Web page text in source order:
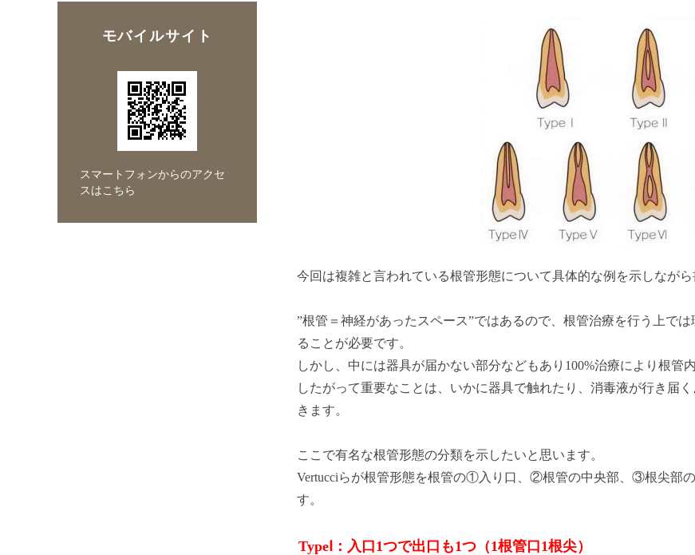
今回は複雑と言われている根管形態について具体的な例を示しながら
”根管＝神経があったスペース”ではあるので、根管治療を行う上で
ることが必要です。
しかし、中には器具が届かない部分などもあり100%治療により根管
したがって重要なことは、いかに器具で触れたり、消毒液が行き届
きます。
ここで有名な根管形態の分類を示したいと思います。
Vertucciらが根管形態を根管の①入り口、②根管の中央部、③根尖部
す。
TypeⅠ：入口1つで出口も1つ（1根管口1根尖）
モバイルサイト
スマートフォンからのアクセ
スはこちら